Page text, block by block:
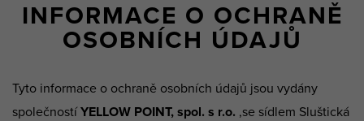
INFORMACE O OCHRANĚ
OSOBNÍCH ÚDAJŮ
Tyto informace o ochraně osobních údajů jsou vydány
společností YELLOW POINT, spol. s r.o. ,se sídlem Sluštická